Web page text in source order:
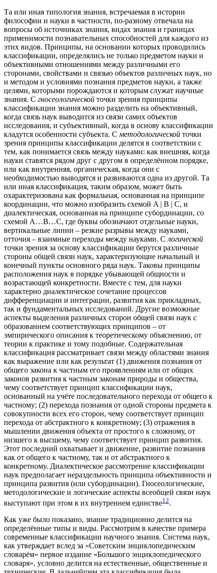
Та или иная типология знания, встречаемая в истории
философии и науки в частности, по-разному отвечала на
вопросы об источниках знания, видах знания и границах
применимости познавательных способностей для каждого из
этих видов. Принципы, на основании которых проводились
классификации, определялись не только предметом науки и
объективными отношениями между различными его
сторонами, свойствами и связью объектов различных наук, но
и методом и условиями познания предметов науки, а также
целями, которыми порождаются и которым служат научные
знания. С гносеологической точки зрения принципы
классификации знания можно разделить на объективный,
когда связь наук выводится из связи самих объектов
исследования, и субъективный, когда в основу классификации
кладутся особенности субъекта. С методологической точки
зрения принципы классификации делятся в соответствии с
тем, как понимается связь между науками: как внешняя, когда
науки ставятся рядом друг с другом в определённом порядке,
или как внутренняя, органическая, когда они с
необходимостью выводятся и развиваются одна из другой. Та
или иная классификация, таким образом, может быть
охарактеризована как формальная, основанная на принципе
координации, что можно изобразить схемой A | B | C, и
диалектическая, основанная на принципе субординации, со
схемой A…B…C, где буквы обозначают отдельные науки,
вертикальные линии – резкие разрывы между науками,
отточия – взаимные переходы между науками. С логической
точки зрения за основу классификации берутся различные
стороны общей связи наук, характеризующие начальный и
конечный пункты основного ряда наук. Таковы принципы
расположения наук в порядке убывающей общности и
возрастающей конкретности. Вместе с тем, для науки
характерно диалектическое сочетание процессов
дифференциации и интеграции, развития как прикладных,
так и фундаментальных исследований. Другие возможные
аспекты выделения различных сторон общей связи наук с
образованием соответствующих принципов – от
эмпирического описания к теоретическому объяснению, от
теории к практике и тому подобные. Содержательная
классификация рассматривает связи между областями знания
как выражение или как результат (1) движения познания от
общего закона к частным его проявлениям или от общих
законов развития к частным законам природы и общества,
чему соответствует принцип классификации наук,
основанный на учёте последовательного перехода от общего к
частному; (2) перехода познания от одной стороны предмета к
совокупности всех его сторон, чему соответствует принцип
перехода от абстрактного к конкретному; (3) отражения в
мышлении движения объекта от простого к сложному, от
низшего к высшему, чему соответствует принцип развития.
Этот последний охватывает и движение, развитие познания
как от общего к частному, так и от абстрактного к
конкретному. Диалектическое рассмотрение классификации
наук предполагает нераздельность принципа объективности и
принципа развития (или субординации). Гносеологические,
методологические и логические аспекты всеобщей связи наук
выступают при этом в их внутреннем единстве12.
Как уже было показано, знание традиционно делится на
определённые типы и виды. Рассмотрим в качестве примера
современные классификации научного знания. Система наук,
как утверждает вслед за «Советским энциклопедическим
словарём» первое издание «Большого энциклопедического
словаря», условно делится на естественные, общественные и